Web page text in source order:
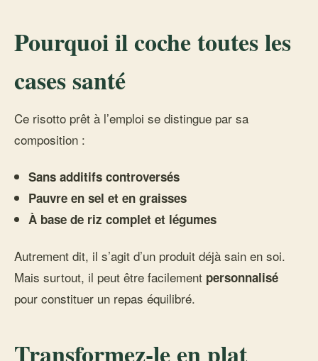
Pourquoi il coche toutes les
cases santé
Ce risotto prêt à l’emploi se distingue par sa
composition :
Sans additifs controversés
Pauvre en sel et en graisses
À base de riz complet et légumes
Autrement dit, il s’agit d’un produit déjà sain en soi.
Mais surtout, il peut être facilement personnalisé
pour constituer un repas équilibré.
Transformez-le en plat